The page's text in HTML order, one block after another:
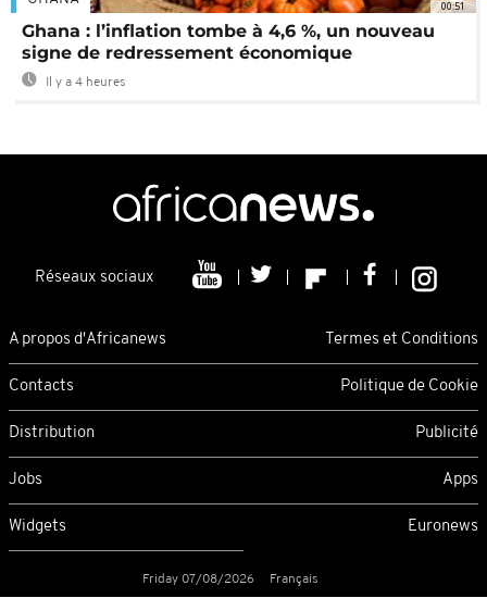
00:51
Ghana : l’inflation tombe à 4,6 %, un nouveau
signe de redressement économique
Il y a 4 heures
Réseaux sociaux
A propos d'Africanews Termes et Conditions
Contacts Politique de Cookie
Distribution Publicité
Jobs Apps
Widgets Euronews
Friday 07/08/2026